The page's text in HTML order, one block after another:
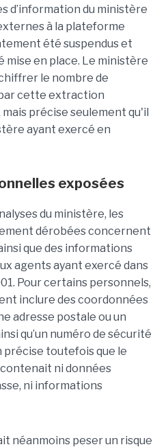
d’information du ministère
à la plateforme
été suspendus et
mise en place. Le ministère
le nombre de
cette extraction
précise seulement qu'il
ayant exercé en
exposées
du ministère, les
dérobées concernent
que des informations
agents ayant exercé dans
Pour certains personnels,
inclure des coordonnées
adresse postale ou un
qu’un numéro de sécurité
précise toutefois que le
ni données
ni informations
néanmoins peser un risque